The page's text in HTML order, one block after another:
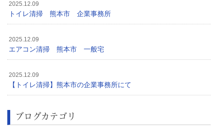
2025.12.09
トイレ清掃 熊本市 企業事務所
2025.12.09
エアコン清掃 熊本市 一般宅
2025.12.09
【トイレ清掃】熊本市の企業事務所にて
ブログカテゴリ